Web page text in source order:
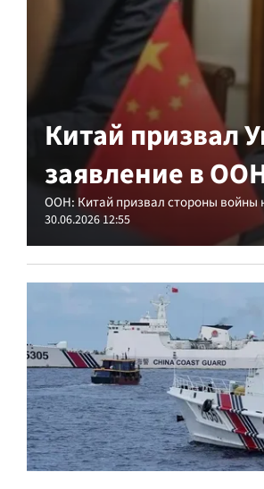
Китай призвал
заявление в
ООН: Китай призвал стороны войны
30.06.2026 12:55